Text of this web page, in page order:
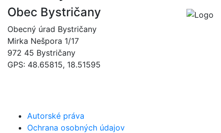
Obec Bystričany
Obecný úrad Bystričany
Mirka Nešpora 1/17
972 45 Bystričany
GPS: 48.65815, 18.51595
Autorské práva
Ochrana osobných údajov